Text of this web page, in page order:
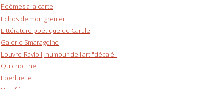
Poèmes à la carte
Echos de mon grenier
Littérature poétique de Carole
Galerie Smaragdine
Louvre-Ravioli, humour de l'art "décalé"
Quichottine
Eperluette